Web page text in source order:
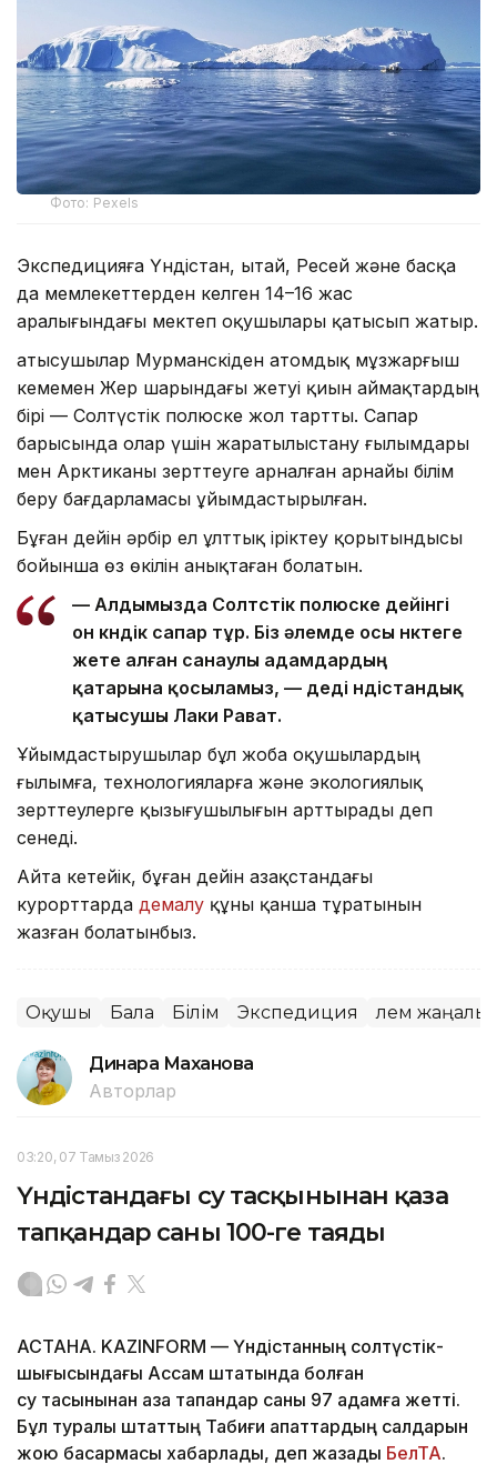
Фото: Pexels
Экспедицияға Үндістан, Қытай, Ресей және басқа
да мемлекеттерден келген 14–16 жас
аралығындағы мектеп оқушылары қатысып жатыр.
Қатысушылар Мурманскіден атомдық мұзжарғыш
кемемен Жер шарындағы жетуі қиын аймақтардың
бірі — Солтүстік полюске жол тартты. Сапар
барысында олар үшін жаратылыстану ғылымдары
мен Арктиканы зерттеуге арналған арнайы білім
беру бағдарламасы ұйымдастырылған.
Бұған дейін әрбір ел ұлттық іріктеу қорытындысы
бойынша өз өкілін анықтаған болатын.
— Алдымызда Солтүстік полюске дейінгі
он күндік сапар тұр. Біз әлемде осы нүктеге
жете алған санаулы адамдардың
қатарына қосыламыз, — деді үндістандық
қатысушы Лаки Рават.
Ұйымдастырушылар бұл жоба оқушылардың
ғылымға, технологияларға және экологиялық
зерттеулерге қызығушылығын арттырады деп
сенеді.
Айта кетейік, бұған дейін Қазақстандағы
курорттарда демалу құны қанша тұратынын
жазған болатынбыз.
Оқушы Бала Білім Экспедиция Әлем
Динара Маханова
Авторлар
03:20, 07 Тамыз 2026
Үндістандағы су тасқынынан қаза
тапқандар саны 100-ге таяды
АСТАНА. KAZINFORM — Үндістанның солтүстік-
шығысындағы Ассам штатында болған
су тасқынынан қаза тапқандар саны 97 адамға жетті.
Бұл туралы штаттың Табиғи апаттардың салдарын
жою басқармасы хабарлады, деп жазады БелТА.